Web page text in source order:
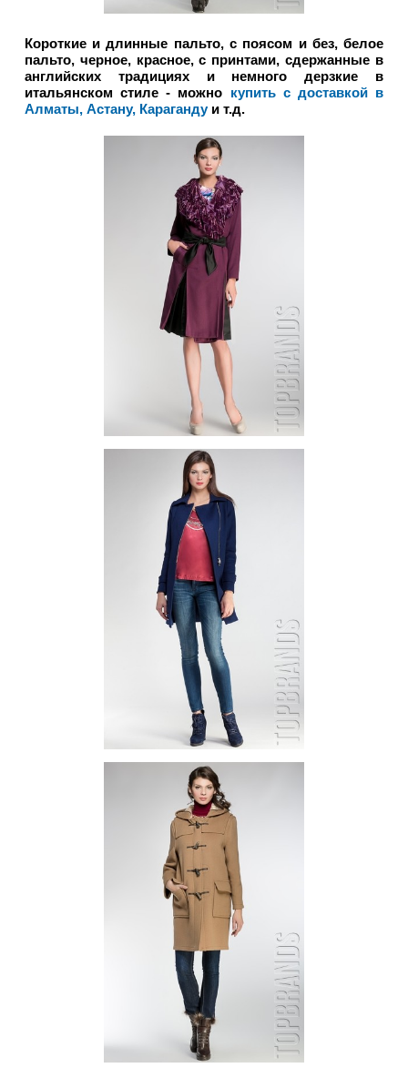
Короткие и длинные пальто, с поясом и без, белое
пальто, черное, красное, с принтами, сдержанные в
английских традициях и немного дерзкие в
итальянском стиле - можно купить с доставкой в
Алматы, Астану, Карагандуи т.д.